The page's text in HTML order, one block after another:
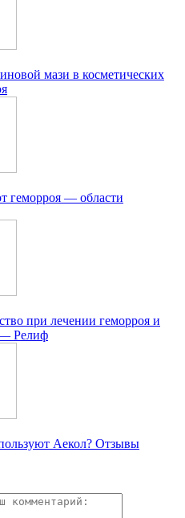
мази в косметических
геморроя — области
при лечении геморроя и
Релиф
Аекол? Отзывы